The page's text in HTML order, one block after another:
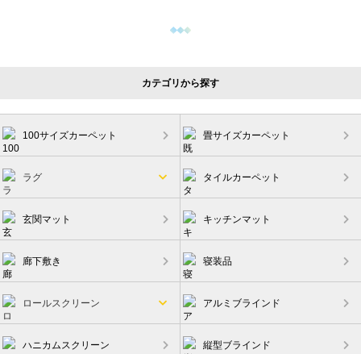
カテゴリから探す
100サイズカーペット 畳サイズカーペット
ラグ タイルカーペット
玄関マット キッチンマット
廊下敷き 寝装品
ロールスクリーン アルミブラインド
ハニカムスクリーン 縦型ブラインド